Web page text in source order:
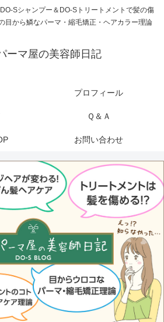
Sシャンプー＆DO-Sトリートメントで髪の傷
目から鱗なパーマ・縮毛矯正・ヘアカラー理論
ーマ屋の美容師日記
プロフィール
Ｑ＆Ａ
お問い合わせ